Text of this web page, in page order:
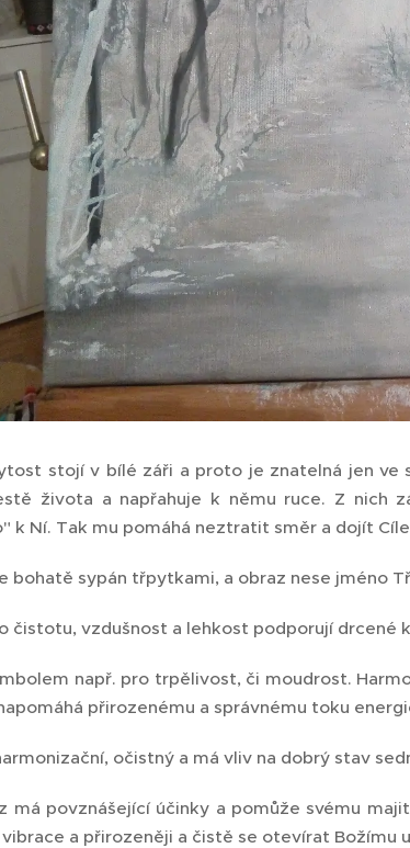
stojí v bílé záři a proto je znatelná jen ve
života a napřahuje k němu ruce. Z nich
k Ní. Tak mu pomáhá neztratit směr a dojít
bohatě sypán třpytkami, a obraz nese jméno
čistotu, vzdušnost a lehkost podporují drcené
např. pro trpělivost, či moudrost.
přirozenému a správnému toku
očistný a má vliv na dobrý stav
má povznášející účinky a pomůže svému
a přirozeněji a čistě se otevírat Božímu